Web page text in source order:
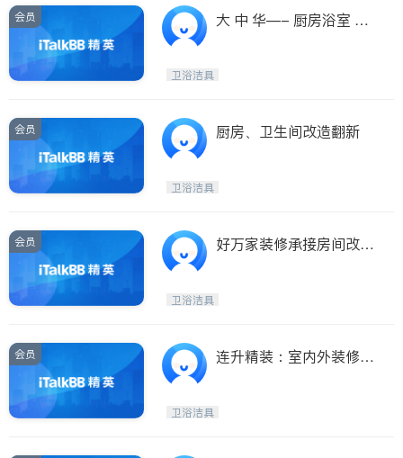
会员
大 中 华—- 厨房浴室 如
卫浴洁具
会员 厨房、卫生间改造翻新
卫浴洁具
会员
好万家装修承接房间改造
卫浴洁具
会员
连升精装：室内外装修专
卫浴洁具